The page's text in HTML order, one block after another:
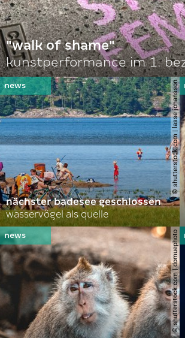
"walk of shame"
kunstperformance im 1.
© shutterstock.com | lasse johansson
nächster badesee geschlossen
wasservögel als quelle
© shutterstock.com | domuephoto